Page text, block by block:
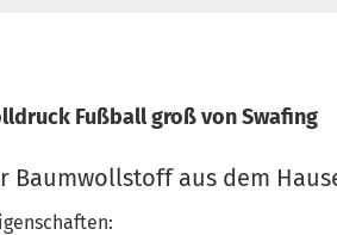
Fußball groß von Swafing
Baumwollstoff aus dem